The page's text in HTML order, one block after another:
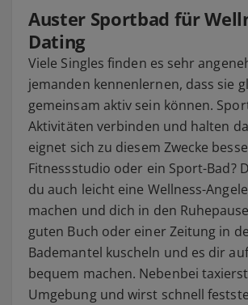
Auster Sportbad für
Dating
Viele Singles finden es sehr
jemanden kennenlernen, dass sie
gemeinsam aktiv sein können.
Aktivitäten verbinden und halten
eignet sich zu diesem Zwecke
Fitnessstudio oder ein Sport-Bad?
du auch leicht eine Wellness-
machen und dich in den
guten Buch oder einer Zeitung in
Bademantel kuscheln und es dir
bequem machen. Nebenbei
Umgebung und wirst schnell